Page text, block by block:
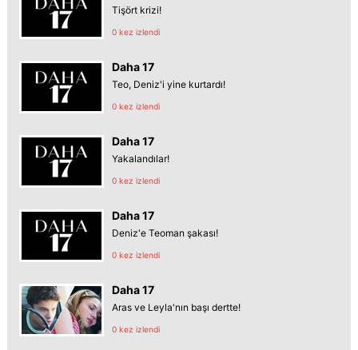
Tişört krizi!
0 kez izlendi
Daha 17
Teo, Deniz'i yine kurtardı!
0 kez izlendi
Daha 17
Yakalandılar!
0 kez izlendi
Daha 17
Deniz'e Teoman şakası!
0 kez izlendi
Daha 17
Aras ve Leyla'nın başı dertte!
0 kez izlendi